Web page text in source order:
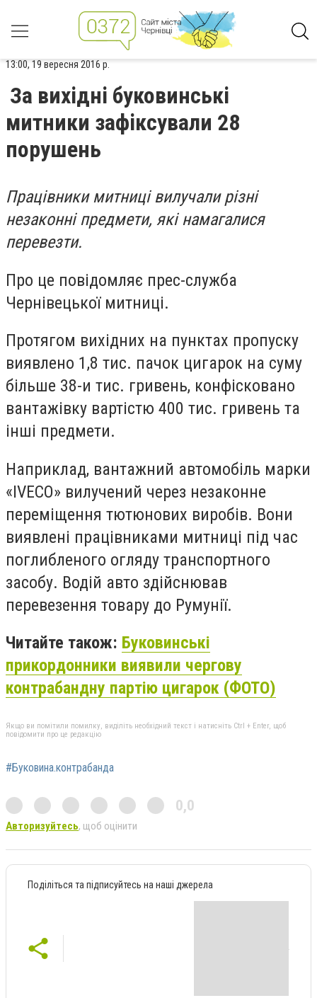
13:00, 19 вересня 2016 р.
За вихідні буковинські
митники зафіксували 28
порушень
Працівники митниці вилучали різні
незаконні предмети, які намагалися
перевезти.
Про це повідомляє прес-служба
Чернівецької митниці.
Протягом вихідних на пунктах пропуску
виявлено 1,8 тис. пачок цигарок на суму
більше 38-и тис. гривень, конфісковано
вантажівку вартістю 400 тис. гривень та
інші предмети.
Наприклад, вантажний автомобіль марки
«IVECO» вилучений через незаконне
переміщення тютюнових виробів. Вони
виявлені працівниками митниці під час
поглибленого огляду транспортного
засобу. Водій авто здійснював
перевезення товару до Румунії.
Читайте також: Буковинські
прикордонники виявили чергову
контрабандну партію цигарок (ФОТО)
Якщо ви помітили помилку, виділіть необхідний текст і натисніть Ctrl + Enter, щоб
повідомити про це редакцію
#Буковина.контрабанда
0,0
Авторизуйтесь, щоб оцінити
Поділіться та підписуйтесь на наші джерела